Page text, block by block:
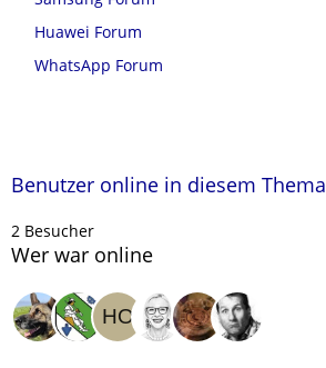
Huawei Forum
WhatsApp Forum
Benutzer online in diesem Thema
2 Besucher
Wer war online